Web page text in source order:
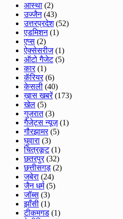
आस्था (2)
उज्जैन(43)
उत्तरप्रदेश(52)
एडमिशन(1)
एप्स (2)
ऐक्सेसरीज(1)
ऑटो गैजेट(5)
कार(1)
कॅरियर(6)
केसली (40)
ख़ास खबरें(173)
खेल (5)
गुजरात(3)
गैजेट्स न्यूज़(1)
गौरझामर(5)
घुवारा (3)
चित्रकूट(1)
छतरपुर(32)
छत्तीसगड़ (2)
जबेरा (24)
जैन धर्म(5)
जॉब्स (3)
झाँसी (1)
टीकमगड (1)